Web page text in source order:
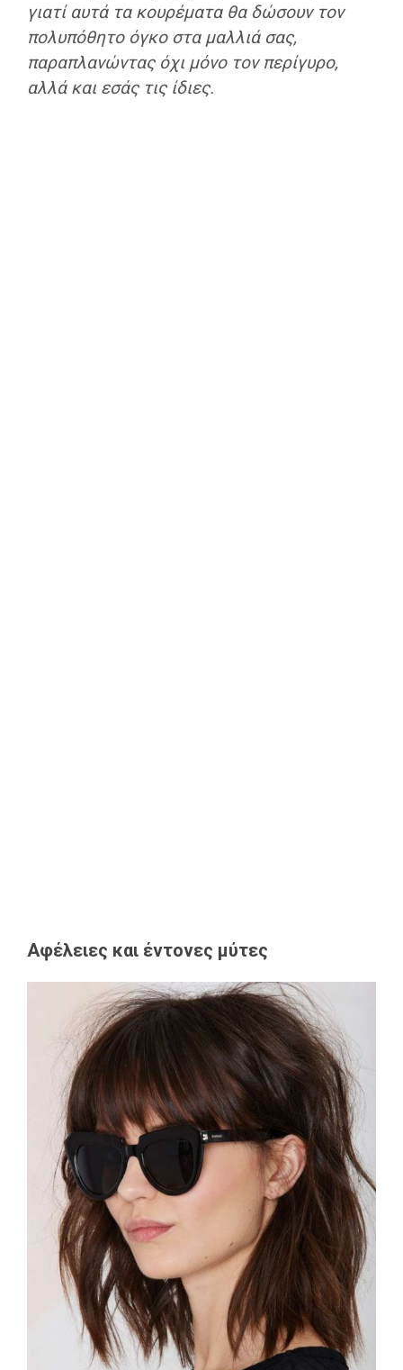
γιατί αυτά τα κουρέματα θα δώσουν τον
πολυπόθητο όγκο στα μαλλιά σας,
παραπλανώντας όχι μόνο τον περίγυρο,
αλλά και εσάς τις ίδιες.
Αφέλειες και έντονες μύτες